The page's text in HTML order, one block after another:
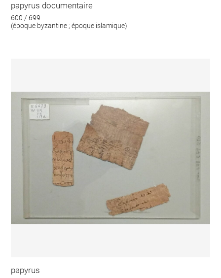
papyrus documentaire
600 / 699
(époque byzantine ; époque islamique)
papyrus